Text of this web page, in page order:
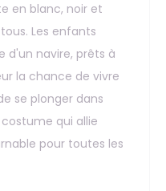
en blanc, noir et
Les enfants
d'un navire, prêts à
la chance de vivre
se plonger dans
qui allie
pour toutes les